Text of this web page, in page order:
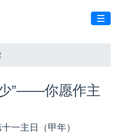
”——你愿作主
一主日（甲年）